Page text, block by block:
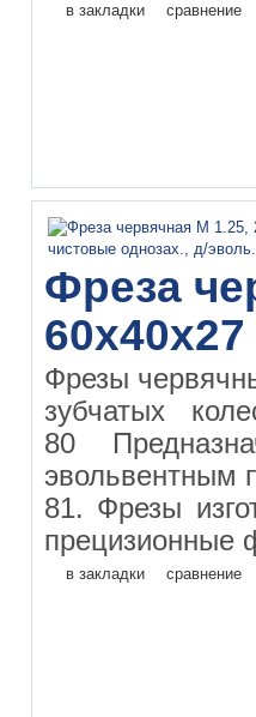
в закладки сравнение
Фреза
Фрезы
зубчатых
80
эвольвентным
81. Фрезы
прецизионные
в закладки сравнение